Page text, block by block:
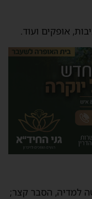
אופקים ועוד.
הסבר קצר;